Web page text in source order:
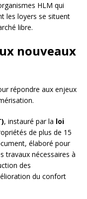
HLM qui
les loyers se situent
libre.
nouveaux
répondre aux enjeux
, instauré par la loi
de plus de 15
élaboré pour
travaux nécessaires à
des
du confort